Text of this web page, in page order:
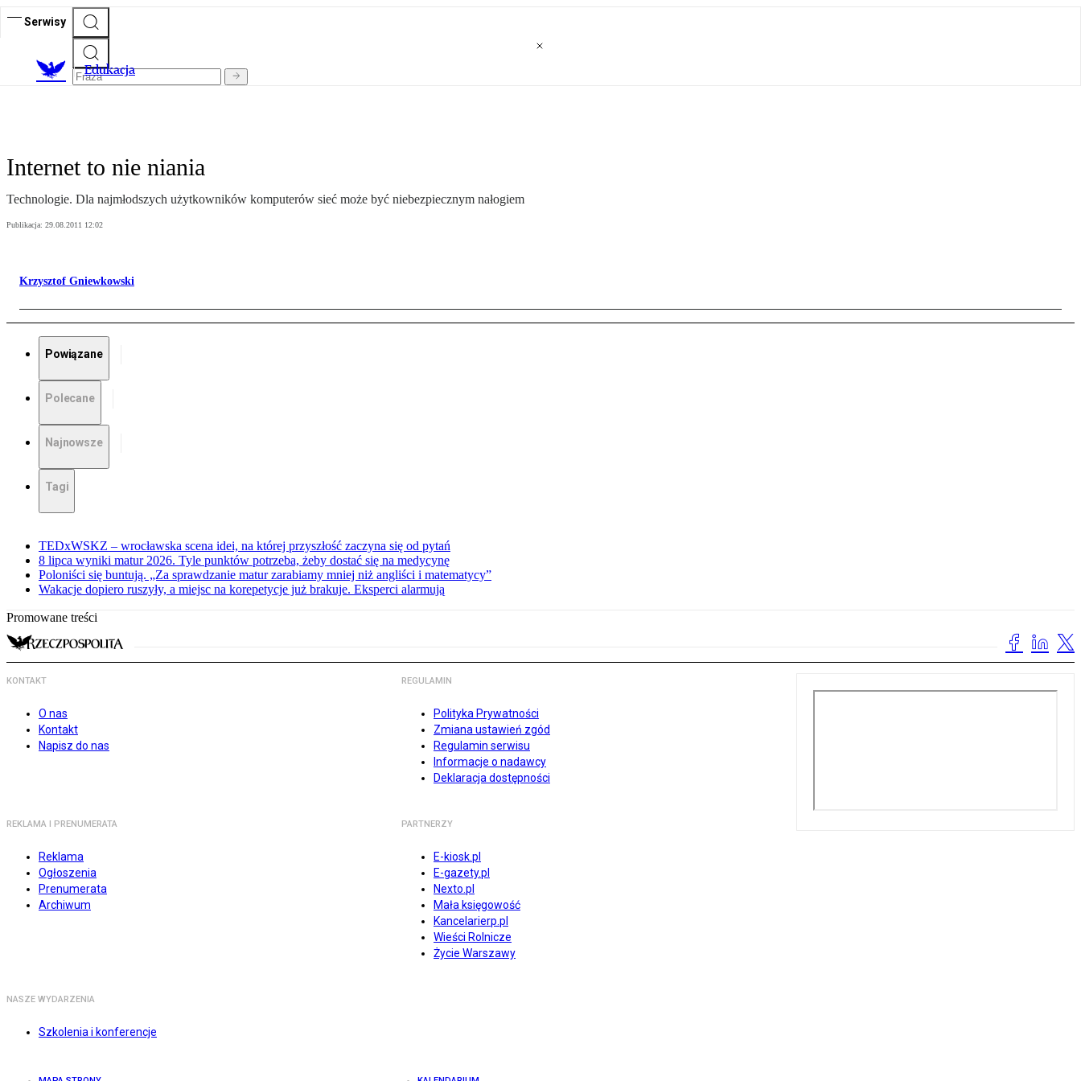
Serwisy
Edukacja
Internet to nie niania
Technologie. Dla najmłodszych użytkowników komputerów sieć może być niebezpiecznym nałogiem
Publikacja: 29.08.2011 12:02
Krzysztof Gniewkowski
Powiązane
Polecane
Najnowsze
Tagi
TEDxWSKZ – wrocławska scena idei, na której przyszłość zaczyna się od pytań
8 lipca wyniki matur 2026. Tyle punktów potrzeba, żeby dostać się na medycynę
Poloniści się buntują. „Za sprawdzanie matur zarabiamy mniej niż angliści i matematycy”
Wakacje dopiero ruszyły, a miejsc na korepetycje już brakuje. Eksperci alarmują
Promowane treści
KONTAKT
O nas
Kontakt
Napisz do nas
REGULAMIN
Polityka Prywatności
Zmiana ustawień zgód
Regulamin serwisu
Informacje o nadawcy
Deklaracja dostępności
REKLAMA I PRENUMERATA
Reklama
Ogłoszenia
Prenumerata
Archiwum
PARTNERZY
E-kiosk.pl
E-gazety.pl
Nexto.pl
Mała księgowość
Kancelarierp.pl
Wieści Rolnicze
Życie Warszawy
NASZE WYDARZENIA
Szkolenia i konferencje